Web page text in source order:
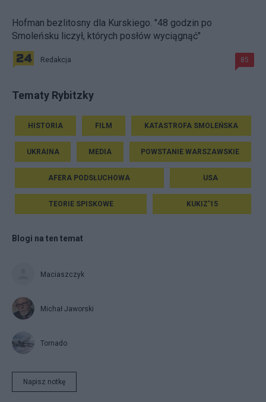
Hofman bezlitosny dla Kurskiego. "48 godzin po
Smoleńsku liczył, których posłów wyciągnąć"
Redakcja 85
Tematy Rybitzky
HISTORIA FILM KATASTROFA SMOLEŃSKA
UKRAINA MEDIA POWSTANIE WARSZAWSKIE
AFERA PODSŁUCHOWA USA
TEORIE SPISKOWE KUKIZ'15
Blogi na ten temat
Maciaszczyk
Michał Jaworski
Tornado
Napisz notkę